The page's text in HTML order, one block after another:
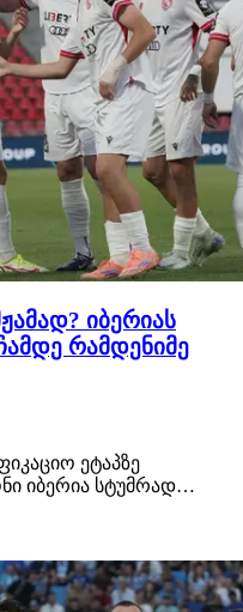
იბერიას
რამდენიმე
ეტაპზე
იბერია სტუმრად
ინფორმაცია
შეექმნა, რის
კვლავაც ვერ